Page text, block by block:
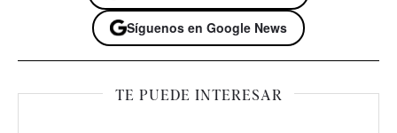
Síguenos en Google News
TE PUEDE INTERESAR